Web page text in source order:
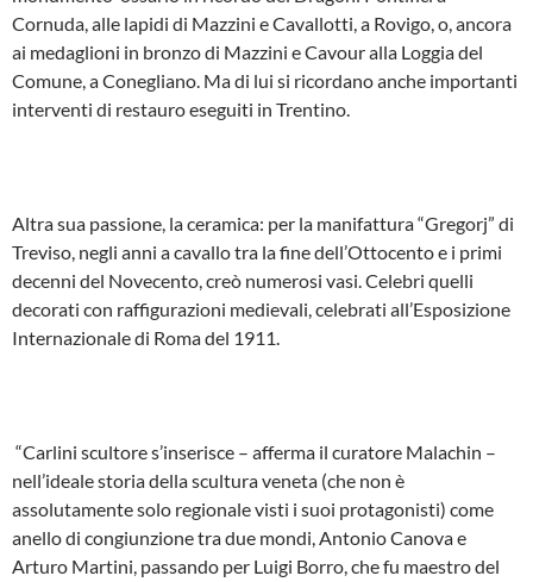
Cornuda, alle lapidi di Mazzini e Cavallotti, a Rovigo, o, ancora
ai medaglioni in bronzo di Mazzini e Cavour alla Loggia del
Comune, a Conegliano. Ma di lui si ricordano anche importanti
interventi di restauro eseguiti in Trentino.
Altra sua passione, la ceramica: per la manifattura “Gregorj” di
Treviso, negli anni a cavallo tra la fine dell’Ottocento e i primi
decenni del Novecento, creò numerosi vasi. Celebri quelli
decorati con raffigurazioni medievali, celebrati all’Esposizione
Internazionale di Roma del 1911.
“Carlini scultore s’inserisce – afferma il curatore Malachin –
nell’ideale storia della scultura veneta (che non è
assolutamente solo regionale visti i suoi protagonisti) come
anello di congiunzione tra due mondi, Antonio Canova e
Arturo Martini, passando per Luigi Borro, che fu maestro del